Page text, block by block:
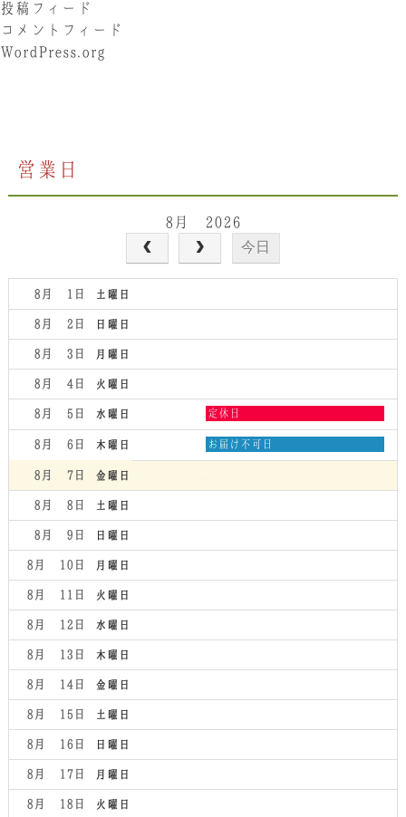
投稿フィード
コメントフィード
WordPress.org
営業日
8月 2026
今日
土曜日
8月 1
日曜日
8月 2
月曜日
8月 3
火曜日
8月 4
水曜日
8月 5
水
日,
8
2026
定休日
木曜日
8月 6
木
2026
お届け不可日
金曜日
8月 7
土曜日
8月 8
日曜日
8月 9
月曜日
8月 10
火曜日
8月 11
水曜日
8月 12
木曜日
8月 13
金曜日
8月 14
土曜日
8月 15
日曜日
8月 16
月曜日
8月 17
火曜日
8月 18